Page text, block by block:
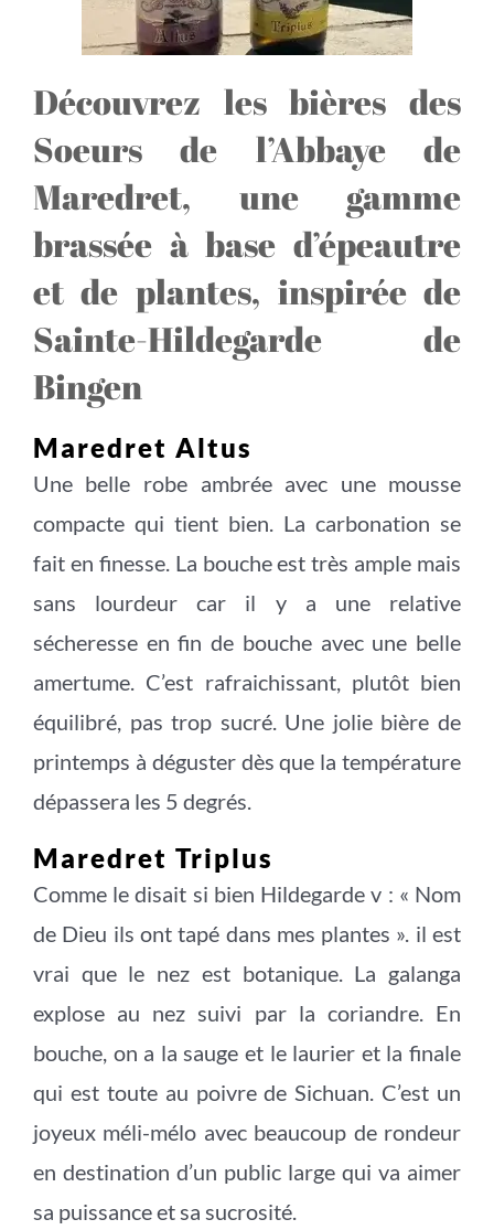
Découvrez les bières des
Soeurs de l’Abbaye de
Maredret, une gamme
brassée à base d’épeautre
et de plantes, inspirée de
Sainte-Hildegarde de
Bingen
Maredret Altus
Une belle robe ambrée avec une mousse
compacte qui tient bien. La carbonation se
fait en finesse. La bouche est très ample mais
sans lourdeur car il y a une relative
sécheresse en fin de bouche avec une belle
amertume. C’est rafraichissant, plutôt bien
équilibré, pas trop sucré. Une jolie bière de
printemps à déguster dès que la température
dépassera les 5 degrés.
Maredret Triplus
Comme le disait si bien Hildegarde v : « Nom
de Dieu ils ont tapé dans mes plantes ». il est
vrai que le nez est botanique. La galanga
explose au nez suivi par la coriandre. En
bouche, on a la sauge et le laurier et la finale
qui est toute au poivre de Sichuan. C’est un
joyeux méli-mélo avec beaucoup de rondeur
en destination d’un public large qui va aimer
sa puissance et sa sucrosité.